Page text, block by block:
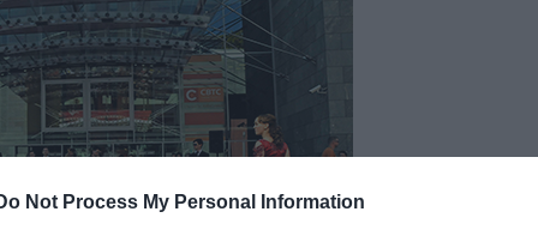
Not Process My Personal Information